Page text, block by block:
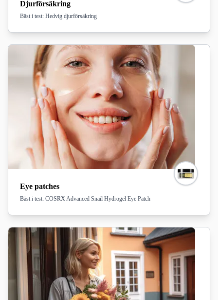
Djurförsäkring
Bäst i test: Hedvig djurförsäkring
Eye patches
Bäst i test: COSRX Advanced Snail Hydrogel Eye Patch